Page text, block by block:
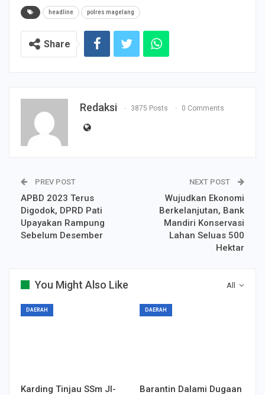
headline polres magelang
Share
Redaksi 3875 Posts 0 Comments
PREV POST
APBD 2023 Terus
Digodok, DPRD Pati
Upayakan Rampung
Sebelum Desember
NEXT POST
Wujudkan Ekonomi
Berkelanjutan, Bank
Mandiri Konservasi
Lahan Seluas 500
Hektar
All
You Might Also Like
DAERAH
Karding Tinjau SSm JI-
DAERAH
Barantin Dalami Dugaan